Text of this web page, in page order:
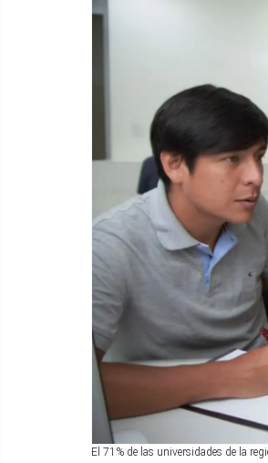
El 71% de las universidades de la